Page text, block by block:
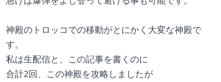
神殿のトロッコでの移動がとにかく大変な神殿で
す。
私は生配信と、この記事を書くのに
合計2回、この神殿を攻略しましたが